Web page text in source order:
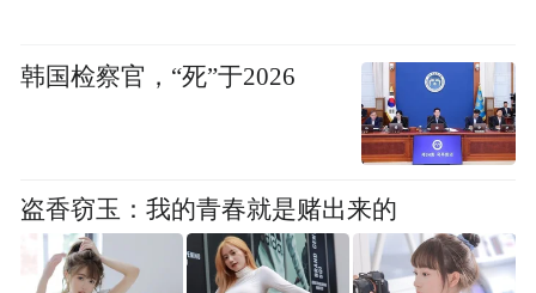
韩国检察官，“死”于2026
盗香窃玉：我的青春就是赌出来的